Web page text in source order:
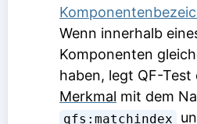
Wenn innerhalb
Komponenten
haben, legt QF-Test
Merkmal mit dem
qfs:matchindex